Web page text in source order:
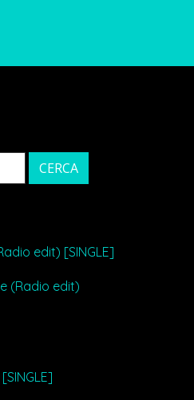
edit) [SINGLE]
(Radio edit)